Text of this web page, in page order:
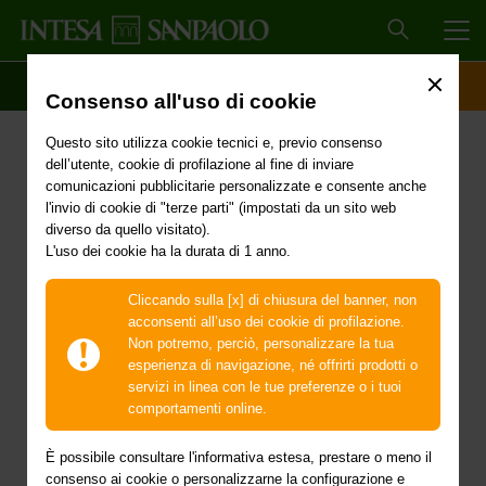
Consenso all'uso di cookie
Questo sito utilizza cookie tecnici e, previo consenso
dell’utente, cookie di profilazione al fine di inviare
comunicazioni pubblicitarie personalizzate e consente anche
l'invio di cookie di "terze parti" (impostati da un sito web
diverso da quello visitato).
L'uso dei cookie ha la durata di 1 anno.
Cliccando sulla [x] di chiusura del banner, non
acconsenti all’uso dei cookie di profilazione.
Non potremo, perciò, personalizzare la tua
esperienza di navigazione, né offrirti prodotti o
servizi in linea con le tue preferenze o i tuoi
comportamenti online.
È possibile consultare l'informativa estesa, prestare o meno il
consenso ai cookie o personalizzarne la configurazione e
Primi interventi urgenti di
protezione civile in
conseguenza degli
eccezionali eventi
meteorologici che, a
partire dal giorno 28
marzo 2026, hanno
colpito il territorio delle